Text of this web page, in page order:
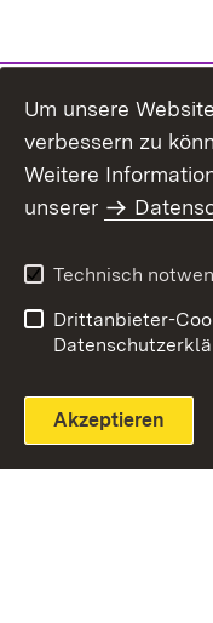
Um unsere
verbessern zu
Weitere
unserer
Technisch
Drittanbieter-
Akzeptieren